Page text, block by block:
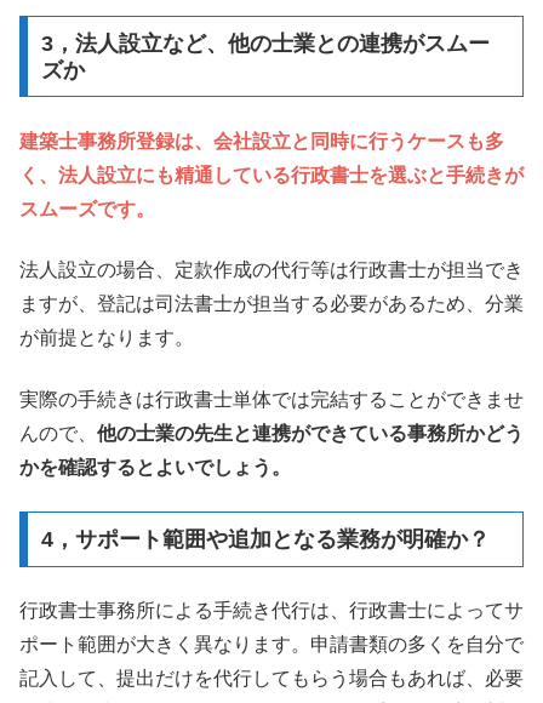
3，法人設立など、他の士業との連携がスムー
ズか
建築士事務所登録は、会社設立と同時に行うケースも多
く、法人設立にも精通している行政書士を選ぶと手続きが
スムーズです。
法人設立の場合、定款作成の代行等は行政書士が担当でき
ますが、登記は司法書士が担当する必要があるため、分業
が前提となります。
実際の手続きは行政書士単体では完結することができませ
んので、 他の士業の先生と連携ができている事務所かどう
かを確認するとよいでしょう。
4，サポート範囲や追加となる業務が明確か？
行政書士事務所による手続き代行は、行政書士によってサ
ポート範囲が大きく異なります。申請書類の多くを自分で
記入して、提出だけを代行してもらう場合もあれば、必要